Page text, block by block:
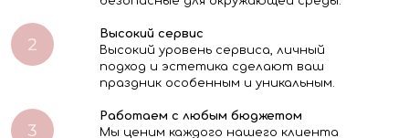
Высокий сервис
Высокий уровень сервиса, личный
подход и эстетика сделают ваш
праздник особенным и уникальным.
Работаем с любым бюджетом
Мы ценим каждого нашего клиента